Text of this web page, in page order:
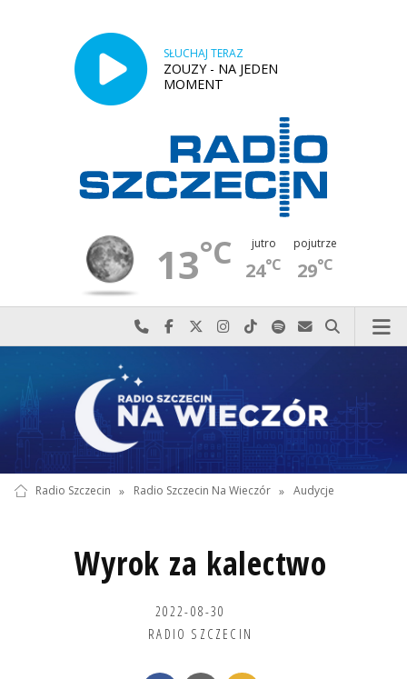
SŁUCHAJ TERAZ
ZOUZY - NA JEDEN
MOMENT
13°C jutro
24°C
pojutrze
29°C
Najlepiej po prostu do nas zadzwoń
Odwiedź nas na Facebook-u
Odwiedź nas na X
Odwiedź nas na Instagram-ie
Odwiedź nas na TikTok-u
Szukaj nas na Spotify
Wyślij do nas
Szukaj
Radio Szczecin » Radio Szczecin Na Wieczór » Audycje
Wyrok za kalectwo
2022-08-30
RADIO SZCZECIN